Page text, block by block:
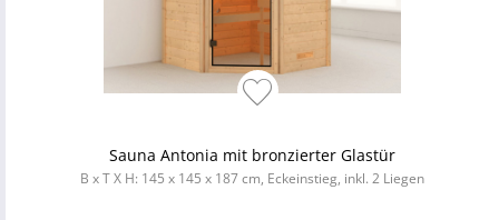
Sauna Antonia mit bronzierter Glastür
B x T X H: 145 x 145 x 187 cm, Eckeinstieg, inkl. 2 Liegen